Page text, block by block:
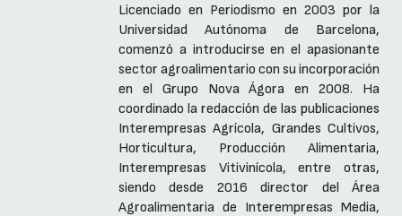
Licenciado en Periodismo en 2003 por la
Universidad Autónoma de Barcelona,
comenzó a introducirse en el apasionante
sector agroalimentario con su incorporación
en el Grupo Nova Ágora en 2008. Ha
coordinado la redacción de las publicaciones
Interempresas Agrícola, Grandes Cultivos,
Horticultura, Producción Alimentaria,
Interempresas Vitivinícola, entre otras,
siendo desde 2016 director del Área
Agroalimentaria de Interempresas Media,